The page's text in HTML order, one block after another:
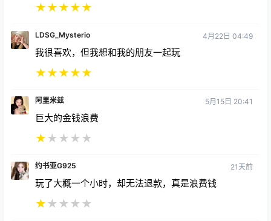
★★★★★
LDSG_Mysterio 4月22日 04:49
我很喜欢，但我想和我的朋友一起玩
★★★★★
阿里米兹 5月15日 20:41
巨大的金钱浪费
★★ ★ ★ ★
约书亚G925 21天前
玩了大概一个小时，却无法退款，真是浪费钱
★★ ★ ★ ★